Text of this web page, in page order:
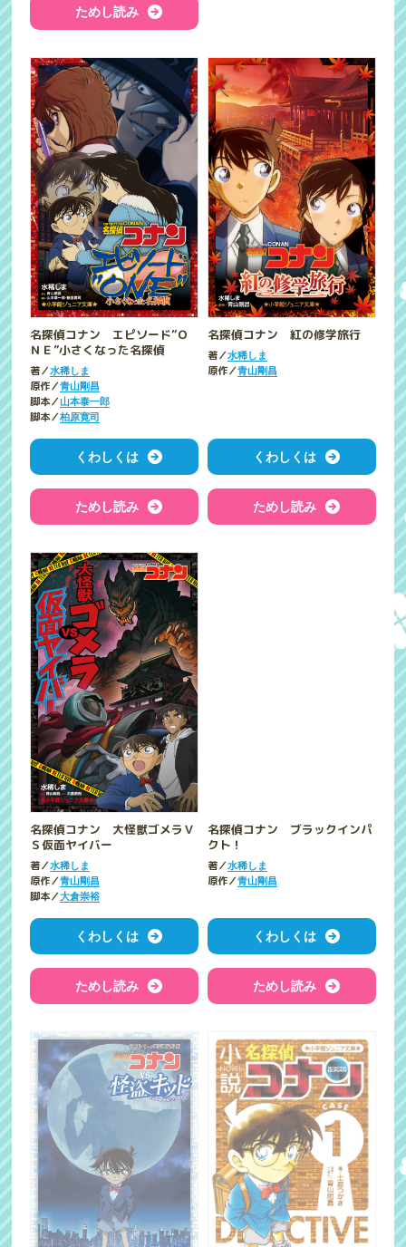
ためし読み
名探偵コナン エピソード”Ｏ
ＮＥ”小さくなった名探偵
著／水稀しま
原作／青山剛昌
脚本／山本泰一郎
脚本／柏原寛司
くわしくは
ためし読み
名探偵コナン 紅の修学旅行
著／水稀しま
原作／青山剛昌
くわしくは
ためし読み
名探偵コナン 大怪獣ゴメラＶ
Ｓ仮面ヤイバー
著／水稀しま
原作／青山剛昌
脚本／大倉崇裕
くわしくは
ためし読み
名探偵コナン ブラックインパ
クト！
著／水稀しま
原作／青山剛昌
くわしくは
ためし読み